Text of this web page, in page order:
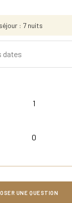
: 7 nuits
UNE QUESTION